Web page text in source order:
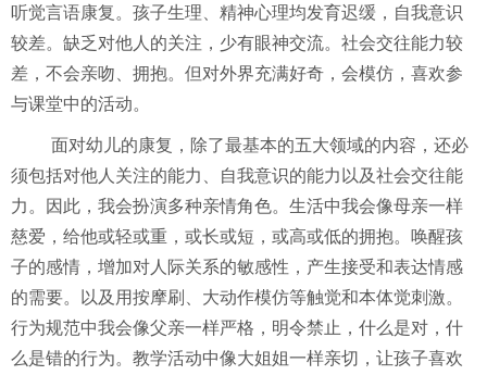
听觉言语康复。孩子生理、精神心理均发育迟缓，自我意识
较差。缺乏对他人的关注，少有眼神交流。社会交往能力较
差，不会亲吻、拥抱。但对外界充满好奇，会模仿，喜欢参
与课堂中的活动。
面对幼儿的康复，除了最基本的五大领域的内容，还必
须包括对他人关注的能力、自我意识的能力以及社会交往能
力。因此，我会扮演多种亲情角色。生活中我会像母亲一样
慈爱，给他或轻或重，或长或短，或高或低的拥抱。
唤醒孩
子的感情，增加对人际关系的敏感性，产生接受和表达情感
的需要。
以及用按摩刷、大动作模仿等触觉和本体觉刺激。
行为规范中我会像父亲一样严格，明令禁止，什么是对，什
么是错的行为。教学活动中像大姐姐一样亲切，让孩子喜欢